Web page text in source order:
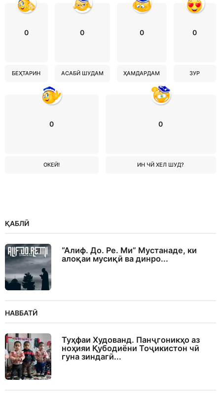
0
БЕҲТАРИН
0
АСАБӢ ШУДАМ
0
ҲАМДАРДАМ
0
ЗУР
0
ОКЕЙ!
0
ИН ЧӢ ХЕЛ ШУД?
ҚАБЛӢ
“Алиф. До. Ре. Ми” Мустанаде, ки
алоқаи мусиқӣ ва динро...
НАВБАТӢ
Туҳфаи Худованд. Панҷгоникҳо аз
ноҳияи Қубодиёни Тоҷикистон чӣ
гуна зиндагӣ...